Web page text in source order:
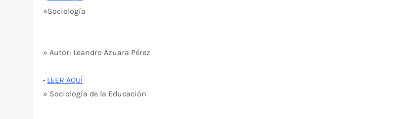
»Sociología
» Autor: Leandro Azuara Pérez
• LEER AQUÍ
» Sociología de la Educación